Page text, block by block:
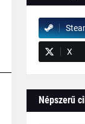
X
Népszerű